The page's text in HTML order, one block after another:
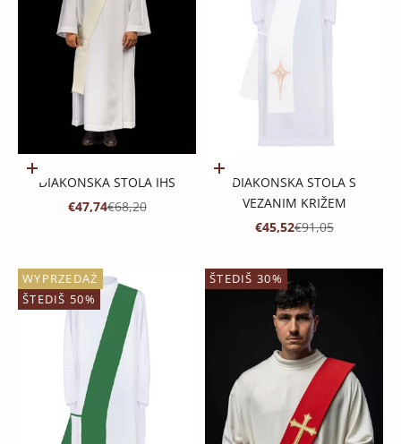
Dodaj u košaricu
DIAKONSKA STOLA IHS
PROMOTIVNA CIJENA
€47,74REDOVNA CIJENA
€68,20
Dodaj u košaricu
DIAKONSKA STOLA S
VEZANIM KRIŽEM
PROMOTIVNA CIJENA
€45,52REDOVNA CIJENA
€91,05
WYPRZEDAŻ
ŠTEDIŠ 50%
ŠTEDIŠ 30%